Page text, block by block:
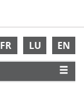
FR LU EN